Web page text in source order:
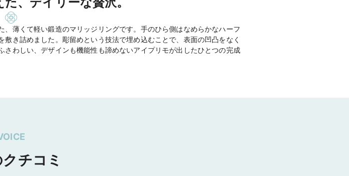
薄くて軽い鍛造のマリッジリングです。手のひら側はなめらかなハーフ
き詰めました。彫留めという技法で埋め込むことで、表面の凹凸をなく
わしい、デザインも機能性も諦めないアイプリモが出したひとつの完成
チコミ